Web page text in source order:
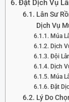
Đặt Dịch Vụ
Lân Sư
Dịch Vụ
Múa
Dịch
Đội
Dịch
Múa
Đặt
Lý Do